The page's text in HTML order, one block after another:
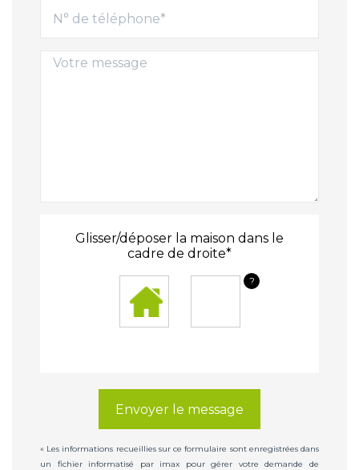
Glisser/déposer la maison dans le
cadre de droite*
?
Envoyer le message
« Les informations recueillies sur ce formulaire sont enregistrées dans
un fichier informatisé par imax pour gérer votre demande de